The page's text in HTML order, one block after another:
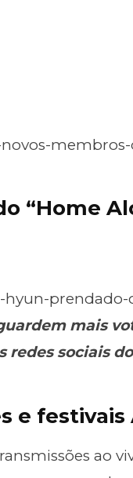
“Home
hyun-prendado-
mais
redes sociais
e festivais
ao